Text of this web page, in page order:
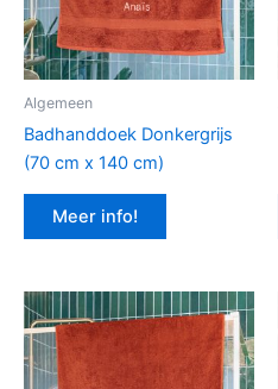
Algemeen
Badhanddoek Donkergrijs
(70 cm x 140 cm)
Meer info!